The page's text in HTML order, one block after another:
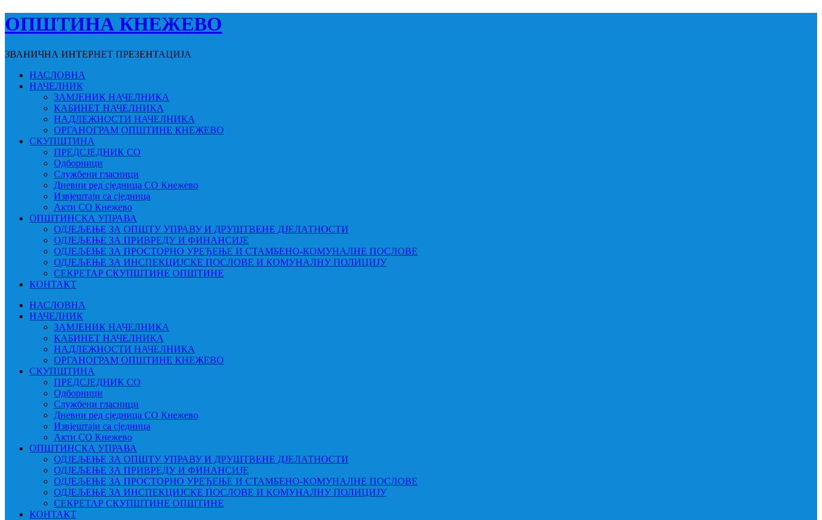
ОПШТИНА КНЕЖЕВО
ЗВАНИЧНА ИНТЕРНЕТ ПРЕЗЕНТАЦИЈА
НАСЛОВНА
НАЧЕЛНИК
ЗАМЈЕНИК НАЧЕЛНИКА
КАБИНЕТ НАЧЕЛНИКА
НАДЛЕЖНОСТИ НАЧЕЛНИКА
ОРГАНОГРАМ ОПШТИНЕ КНЕЖЕВО
СКУПШТИНА
ПРЕДСЈЕДНИК СО
Одборници
Службени гласници
Дневни ред сједница СО Кнежево
Извјештаји са сједница
Акти СО Кнежево
ОПШТИНСКА УПРАВА
ОДЈЕЉЕЊЕ ЗА ОПШТУ УПРАВУ И ДРУШТВЕНЕ ДЈЕЛАТНОСТИ
ОДЈЕЉЕЊЕ ЗА ПРИВРЕДУ И ФИНАНСИЈЕ
ОДЈЕЉЕЊЕ ЗА ПРОСТОРНО УРЕЂЕЊЕ И СТАМБЕНО-КОМУНАЛНЕ ПОСЛОВЕ
ОДЈЕЉЕЊЕ ЗА ИНСПЕКЦИЈСКЕ ПОСЛОВЕ И КОМУНАЛНУ ПОЛИЦИЈУ
СЕКРЕТАР СКУПШТИНЕ ОПШТИНЕ
КОНТАКТ
НАСЛОВНА
НАЧЕЛНИК
ЗАМЈЕНИК НАЧЕЛНИКА
КАБИНЕТ НАЧЕЛНИКА
НАДЛЕЖНОСТИ НАЧЕЛНИКА
ОРГАНОГРАМ ОПШТИНЕ КНЕЖЕВО
СКУПШТИНА
ПРЕДСЈЕДНИК СО
Одборници
Службени гласници
Дневни ред сједница СО Кнежево
Извјештаји са сједница
Акти СО Кнежево
ОПШТИНСКА УПРАВА
ОДЈЕЉЕЊЕ ЗА ОПШТУ УПРАВУ И ДРУШТВЕНЕ ДЈЕЛАТНОСТИ
ОДЈЕЉЕЊЕ ЗА ПРИВРЕДУ И ФИНАНСИЈЕ
ОДЈЕЉЕЊЕ ЗА ПРОСТОРНО УРЕЂЕЊЕ И СТАМБЕНО-КОМУНАЛНЕ ПОСЛОВЕ
ОДЈЕЉЕЊЕ ЗА ИНСПЕКЦИЈСКЕ ПОСЛОВЕ И КОМУНАЛНУ ПОЛИЦИЈУ
СЕКРЕТАР СКУПШТИНЕ ОПШТИНЕ
КОНТАКТ